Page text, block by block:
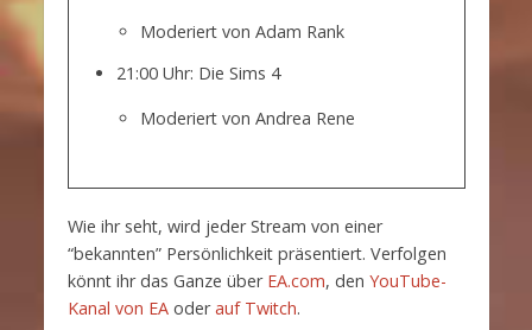
Moderiert von Adam Rank
21:00 Uhr: Die Sims 4
Moderiert von Andrea Rene
Wie ihr seht, wird jeder Stream von einer
“bekannten” Persönlichkeit präsentiert. Verfolgen
könnt ihr das Ganze über EA.com, den YouTube-
Kanal von EAoderauf Twitch.